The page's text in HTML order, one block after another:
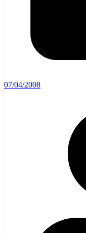
07/04/2008